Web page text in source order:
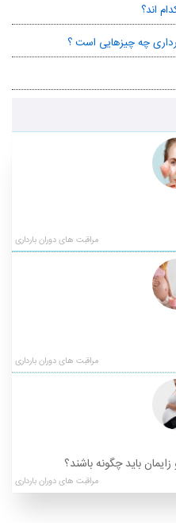
اند؟
چه چیزهایی است ؟
مراقبت های دوران بارداری
مراقبت های دوران بارداری
باید چگونه باشند؟
مراقبت های دوران بارداری